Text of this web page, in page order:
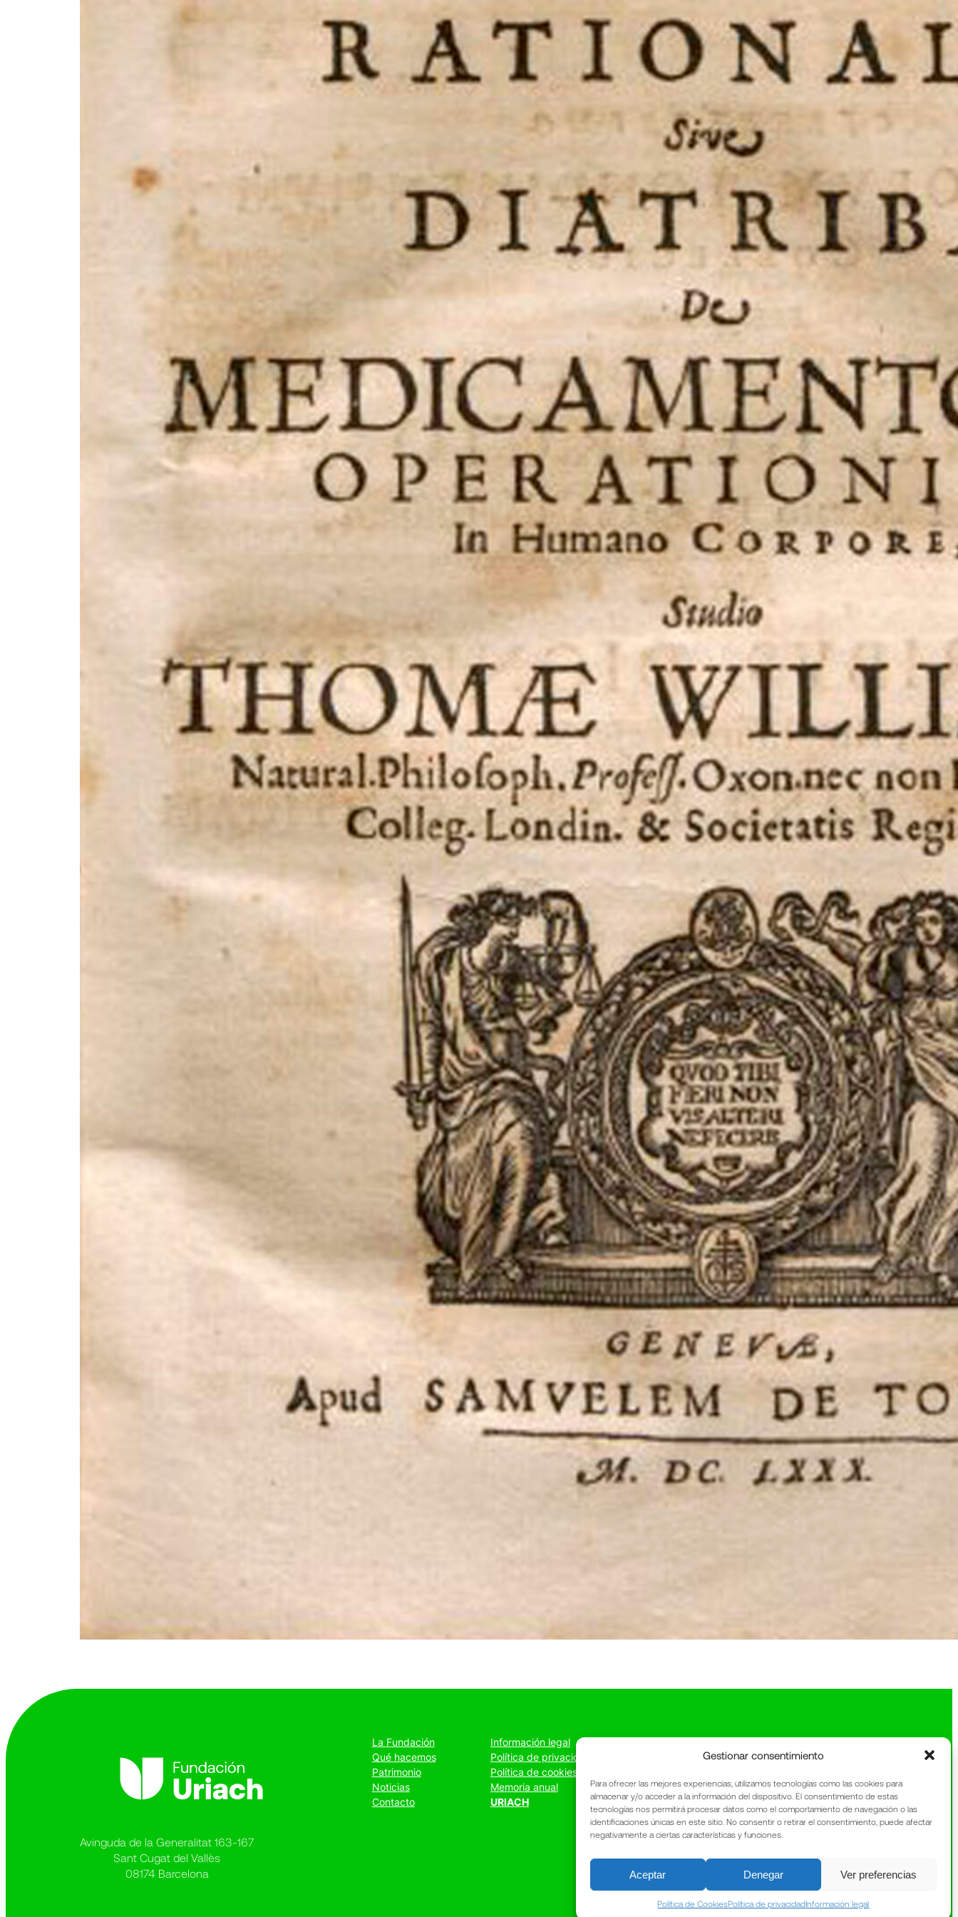
Gestionar consentimiento
Para ofrecer las mejores experiencias, utilizamos tecnologías como las cookies para
almacenar y/o acceder a la información del dispositivo. El consentimiento de estas
tecnologías nos permitirá procesar datos como el comportamiento de navegación o las
identificaciones únicas en este sitio. No consentir o retirar el consentimiento, puede afectar
negativamente a ciertas características y funciones.
Aceptar Denegar Ver preferencias
Política de CookiesPolítica de privacidadInformación legal
Avinguda de la Generalitat 163-167
Sant Cugat del Vallès
08174 Barcelona
La Fundación
Qué hacemos
Patrimonio
Noticias
Contacto
Información legal
Política de privacidad
Política de cookies
Memoria anual
URIACH